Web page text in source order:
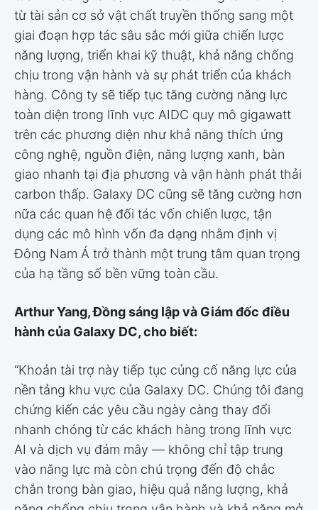
từ tài sản cơ sở vật chất truyền thống sang một
giai đoạn hợp tác sâu sắc mới giữa chiến lược
năng lượng, triển khai kỹ thuật, khả năng chống
chịu trong vận hành và sự phát triển của khách
hàng. Công ty sẽ tiếp tục tăng cường năng lực
toàn diện trong lĩnh vực AIDC quy mô gigawatt
trên các phương diện như khả năng thích ứng
công nghệ, nguồn điện, năng lượng xanh, bàn
giao nhanh tại địa phương và vận hành phát thải
carbon thấp. Galaxy DC cũng sẽ tăng cường hơn
nữa các quan hệ đối tác vốn chiến lược, tận
dụng các mô hình vốn đa dạng nhằm định vị
Đông Nam Á trở thành một trung tâm quan trọng
của hạ tầng số bền vững toàn cầu.
Arthur Yang, Đồng sáng lập và Giám đốc điều
hành của Galaxy DC, cho biết:
“Khoản tài trợ này tiếp tục củng cố năng lực của
nền tảng khu vực của Galaxy DC. Chúng tôi đang
chứng kiến các yêu cầu ngày càng thay đổi
nhanh chóng từ các khách hàng trong lĩnh vực
AI và dịch vụ đám mây — không chỉ tập trung
vào năng lực mà còn chú trọng đến độ chắc
chắn trong bàn giao, hiệu quả năng lượng, khả